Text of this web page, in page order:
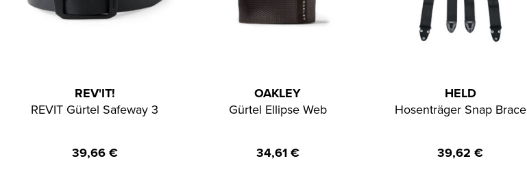
REV'IT!
REVIT Gürtel Safeway 3
39,66€
OAKLEY
Gürtel Ellipse Web
34,61€
HELD
Hosenträger Snap Brace
39,62€